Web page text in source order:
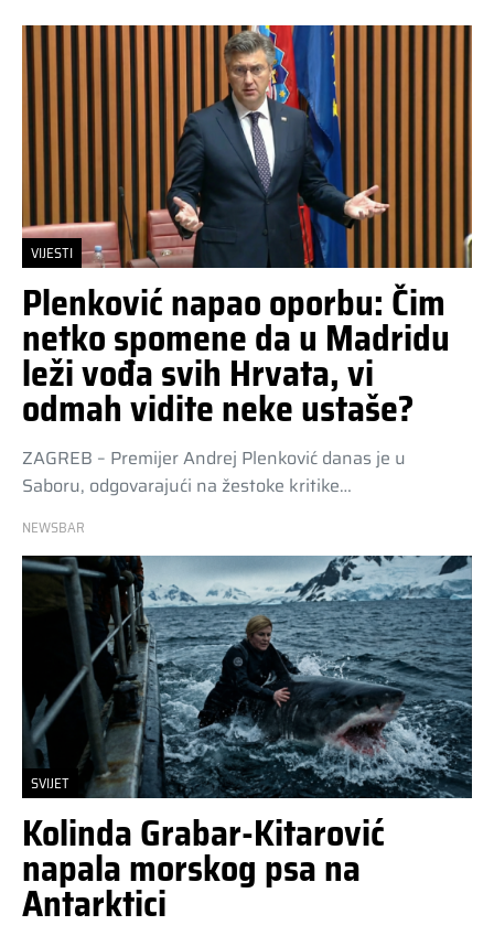
VIJESTI
Plenković napao oporbu: Čim
netko spomene da u Madridu
leži vođa svih Hrvata, vi
odmah vidite neke ustaše?
ZAGREB – Premijer Andrej Plenković danas je u
Saboru, odgovarajući na žestoke kritike…
NEWSBAR
SVIJET
Kolinda Grabar-Kitarović
napala morskog psa na
Antarktici